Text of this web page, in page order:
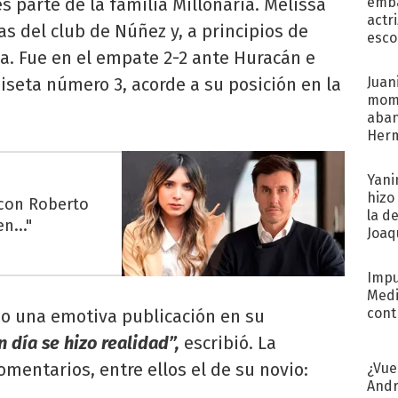
parte de la familia Millonaria. Melissa
del club de Núñez y, a principios de
Fue en el empate 2-2 ante Huracán e
número 3, acorde a su posición en la
Roberto
una emotiva publicación en su
día se hizo realidad”, escribió. La
entre ellos el de su novio:
la